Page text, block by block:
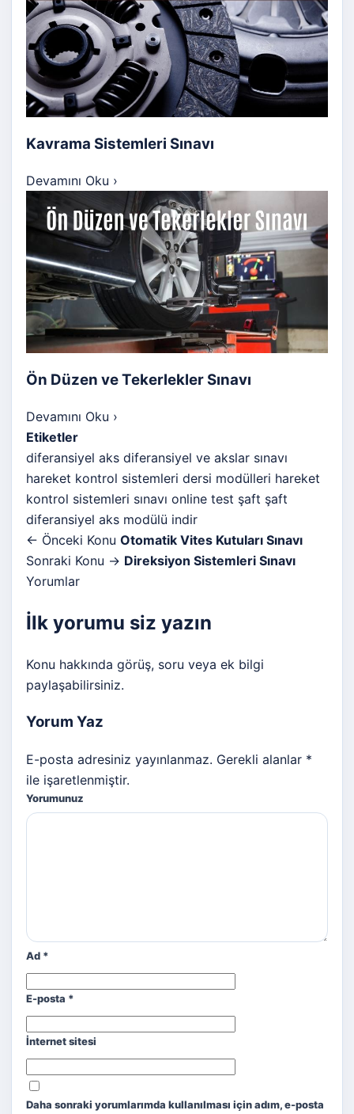
Kavrama Sistemleri Sınavı
Devamını Oku ›
Ön Düzen ve Tekerlekler Sınavı
Devamını Oku ›
Etiketler
diferansiyel aks diferansiyel ve akslar sınavı
hareket kontrol sistemleri dersi modülleri hareket
kontrol sistemleri sınavı online test şaft şaft
diferansiyel aks modülü indir
← Önceki Konu Otomatik Vites Kutuları Sınavı
Sonraki Konu → Direksiyon Sistemleri Sınavı
Yorumlar
İlk yorumu siz yazın
Konu hakkında görüş, soru veya ek bilgi
paylaşabilirsiniz.
Yorum Yaz
E-posta adresiniz yayınlanmaz. Gerekli alanlar *
ile işaretlenmiştir.
Yorumunuz
Ad *
E-posta *
İnternet sitesi
Daha sonraki yorumlarımda kullanılması için adım, e-posta